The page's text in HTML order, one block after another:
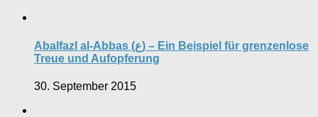
Abalfazl al-Abbas (ع) – Ein Beispiel für grenzenlose
Treue und Aufopferung
30. September 2015